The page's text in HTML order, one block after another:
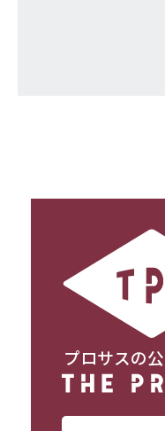
プロサスの